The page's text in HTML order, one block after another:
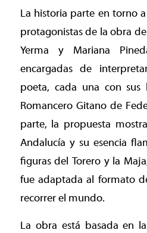
La historia parte en torno
protagonistas de la obra
Yerma y Mariana
encargadas de
poeta, cada una con sus
Romancero Gitano de
parte, la propuesta
Andalucía y su esencia
figuras del Torero y la
fue adaptada al formato
recorrer el mundo.
La obra está basada en